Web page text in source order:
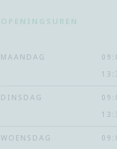
OPENINGSUREN
MAANDAG
DINSDAG
WOENSDAG